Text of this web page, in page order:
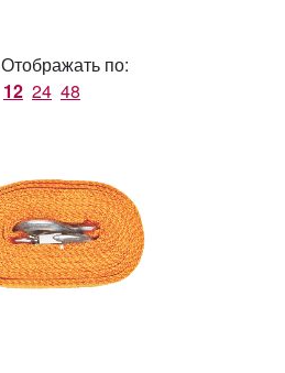
Отображать по:
12 24 48